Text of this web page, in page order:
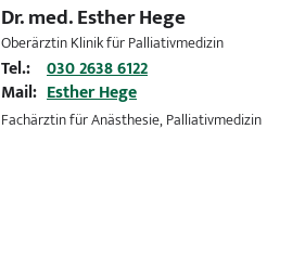
Dr. med.Esther Hege
Oberärztin Klinik für Palliativmedizin
Tel.: 030 2638 6122
Mail: Esther Hege
Fachärztin für Anästhesie, Palliativmedizin